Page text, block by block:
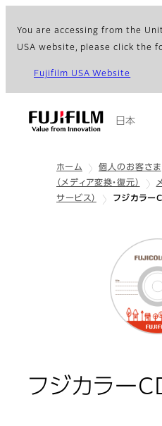
You are accessing from the
USA website, please click the
Fujifilm USA Website
日本
ホーム 個人のお客さま
（メディア変換・復元）
サービス）
フジカラー
フジカラー